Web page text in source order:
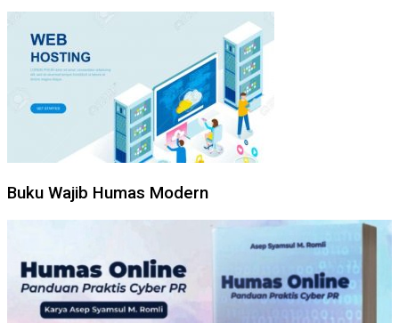
Buku Wajib Humas Modern